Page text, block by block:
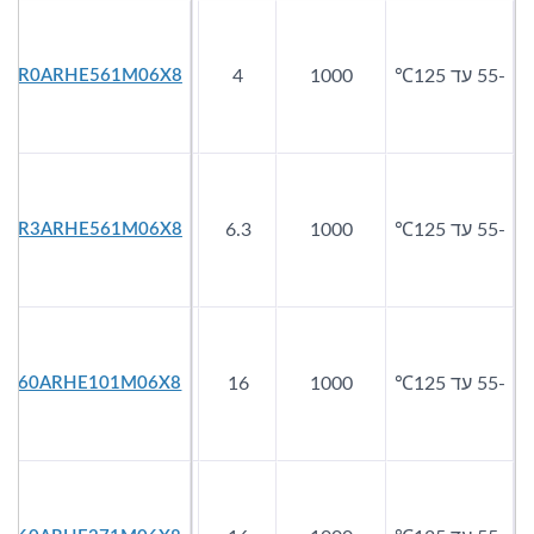
-55 עד 125℃ 1000
4
560
7
-55 עד 125℃ 1000
6.3
560
10
-55 עד 125℃ 1000
16
100
25
4R0ARHE561M06X8
6R3ARHE561M06X8
160ARHE101M06X8